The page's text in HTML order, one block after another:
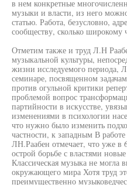
в нем конкретные
музыки и власти, из него
статью. Работа, безусловно,
сообществу, сколько широкому
Отметим также и труд Л.Н
музыкальной культуры,
жизни исследуемого периода,
семинаре, посвященном
против огульной критики
проблемой вопрос
партийности в искусстве,
изменениями в психологии
что нужно было изменить
частности, к западным В
ЛН.Раабен отмечает, что уже в
острой борьбе с властями
Классическая музыка не могла
окружающего мира Хотя труд
преимущественно